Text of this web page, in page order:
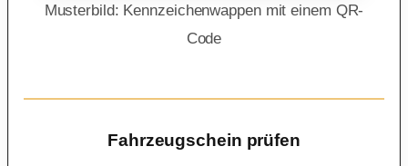
Musterbild: Kennzeichenwappen mit einem QR-
Code
Fahrzeugschein prüfen